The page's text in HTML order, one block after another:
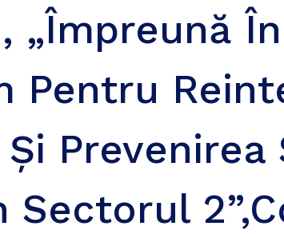
„Împreună
Pentru
Prevenirea
Sectorul